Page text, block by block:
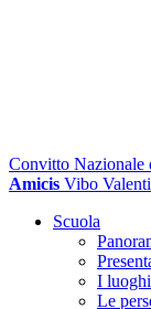
Convitto Nazionale
Amicis Vibo
Scuola
I luoghi
Le